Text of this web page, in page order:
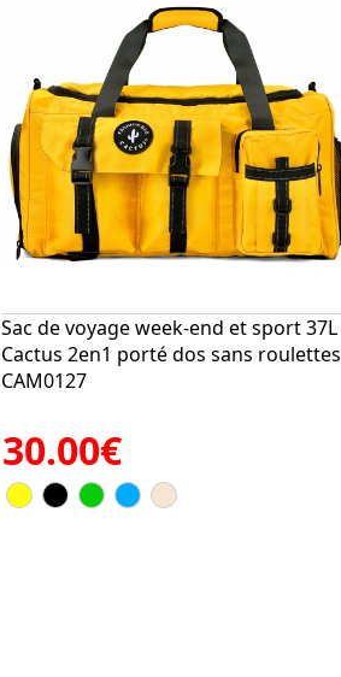
Sac de voyage week-end et sport 37L
Cactus 2en1 porté dos sans roulettes
CAM0127
30.00€